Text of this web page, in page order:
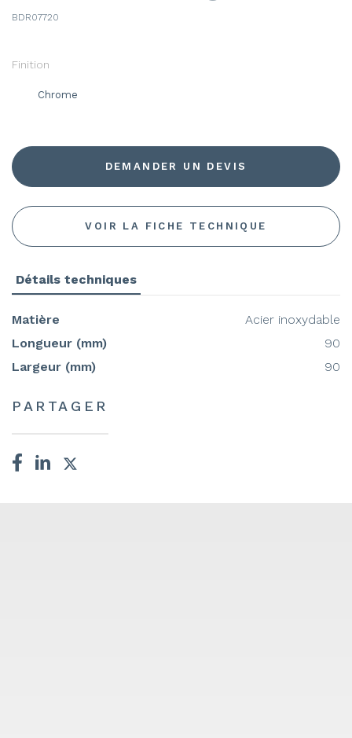
BDR07720
Finition
Chrome
DEMANDER UN DEVIS
VOIR LA FICHE TECHNIQUE
Détails techniques
Matière
Acier inoxydable
Longueur (mm)
90
Largeur (mm)
90
PARTAGER